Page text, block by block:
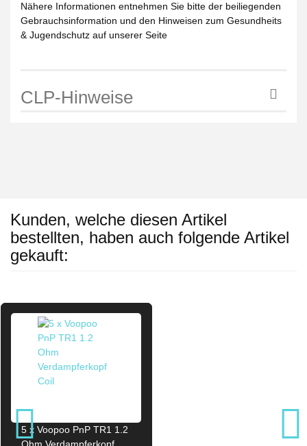
Nähere Informationen entnehmen Sie bitte der beiliegenden
Gebrauchsinformation und den Hinweisen zum Gesundheits
& Jugendschutz auf unserer Seite
CLP-Hinweise
Kunden, welche diesen Artikel
bestellten, haben auch folgende Artikel
gekauft:
5 x Voopoo PnP TR1 1.2